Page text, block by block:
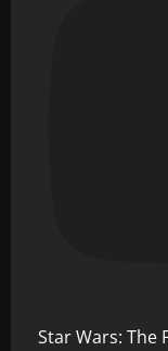
Star Wars: The